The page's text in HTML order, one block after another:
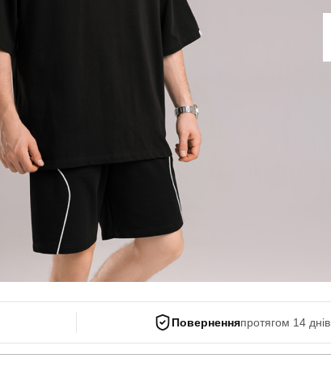
Літні комплекти
Комбінезони
Боді
Поверненняпротягом 14 днів